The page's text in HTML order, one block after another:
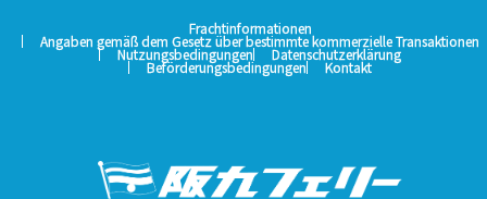
Frachtinformationen
Angaben gemäß dem Gesetz über bestimmte kommerzielle Transaktionen
Nutzungsbedingungen Datenschutzerklärung
Beförderungsbedingungen Kontakt